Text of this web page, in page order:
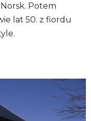
Potem
lat 50. z fiordu